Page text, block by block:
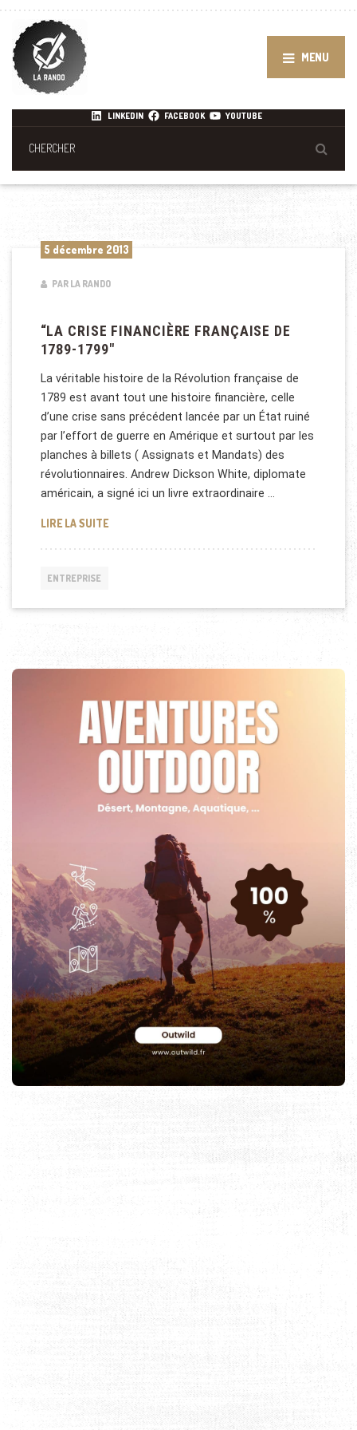
MENU
LINKEDIN FACEBOOK YOUTUBE
5 décembre 2013
PAR LA RANDO
“LA CRISE FINANCIÈRE FRANÇAISE DE
1789-1799″
La véritable histoire de la Révolution française de
1789 est avant tout une histoire financière, celle
d’une crise sans précédent lancée par un État ruiné
par l’effort de guerre en Amérique et surtout par les
planches à billets ( Assignats et Mandats) des
révolutionnaires. Andrew Dickson White, diplomate
américain, a signé ici un livre extraordinaire …
LIRE LA SUITE“LA CRISE FINANCIÈRE FRANÇAISE DE 1789-1799″
ENTREPRISE